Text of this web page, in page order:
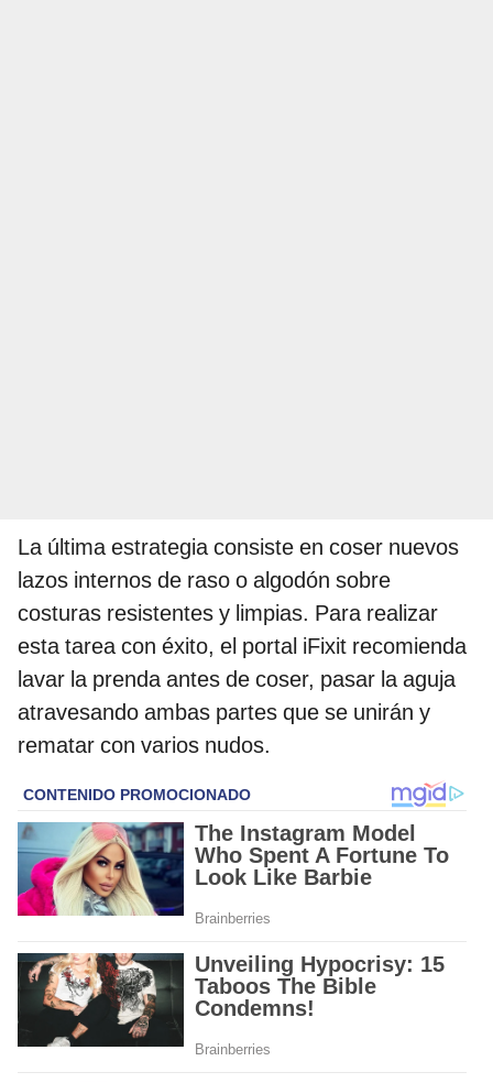
La última estrategia consiste en coser nuevos
lazos internos de raso o algodón sobre
costuras resistentes y limpias. Para realizar
esta tarea con éxito, el portal iFixit recomienda
lavar la prenda antes de coser, pasar la aguja
atravesando ambas partes que se unirán y
rematar con varios nudos.